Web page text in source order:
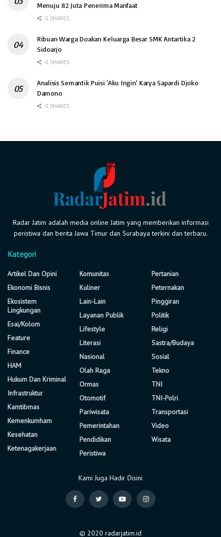
Menuju 82 Juta Penerima Manfaat
0 SHARES
Ribuan Warga Doakan Keluarga Besar SMK Antartika 2
Sidoarjo
0 SHARES
Analisis Semantik Puisi ‘Aku Ingin’ Karya Sapardi Djoko
Damono
0 SHARES
Radar Jatim adalah media online Jatim yang memberikan informasi
peristiwa dan berita Jawa Timur dan Surabaya terkini dan terbaru.
Kategori
Artikel Dan Opini
Ekonomi Bisnis
Ekosistem
Lingkungan
Esai/Kolom
Feature
Finance
HAM
Hukum Dan Kriminal
Infrastruktur
Kamtibmas
Kemenkumham
Kesehatan
Ketenagakerjaan
Komunitas
Kuliner
Lain-Lain
Layanan Publik
Lifestyle
Literasi
Nasional
Olah Raga
Ormas
Otomotif
Pariwisata
Pemerintahan
Pendidikan
Peristiwa
Pertanian
Peternakan
Pinggiran
Politik
Religi
Sastra/Budaya
Sosial
Tekno
TNI
TNI-Polri
Transportasi
Video
Wisata
Kami Juga Hadir Disini
© 2020 radarjatim.id